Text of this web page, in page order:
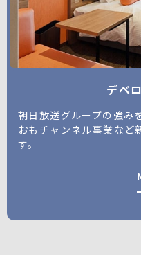
デベ
朝日放送グループの強み
おもチャンネル事業など
す。